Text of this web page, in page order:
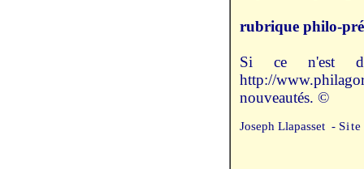
rubrique philo-
Si ce n'est
http://
nouveautés. ©
Joseph Llapasset -